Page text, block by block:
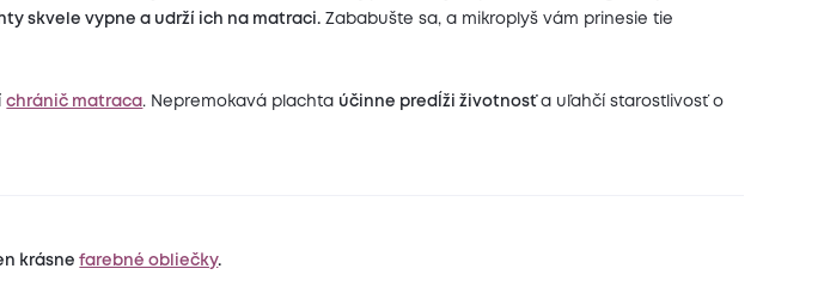
skvele vypne a udrží ich na matraci. Zababušte sa, a mikroplyš vám prinesie tie
chránič matraca. Nepremokavá plachta účinne predĺži životnosťa uľahčí starostlivosť o
krásnefarebné obliečky.